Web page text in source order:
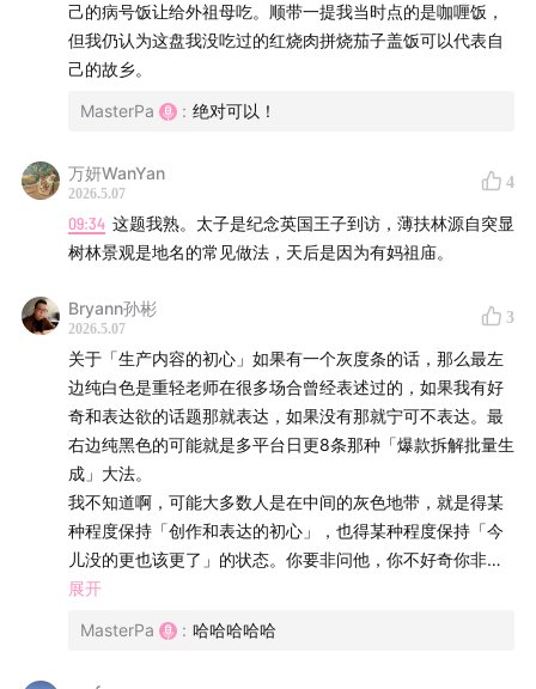
00:23:35翻案欲：不接受被写扁写小的叙事
00:25:19写作让人更敢写，经验建立探索的信心
己的病号饭让给外祖母吃。顺带一提我当时点的是咖喱饭，
但我仍认为这盘我没吃过的红烧肉拼烧茄子盖饭可以代表自
己的故乡。
MasterPa : 绝对可以！
万妍WanYan
2026.5.07
4
09:34 这题我熟。太子是纪念英国王子到访，薄扶林源自突显
树林景观是地名的常见做法，天后是因为有妈祖庙。
Bryann孙彬
2026.5.07
3
关于「生产内容的初心」如果有一个灰度条的话，那么最左
边纯白色是重轻老师在很多场合曾经表述过的，如果我有好
奇和表达欲的话题那就表达，如果没有那就宁可不表达。最
右边纯黑色的可能就是多平台日更8条那种「爆款拆解批量生
成」大法。
我不知道啊，可能大多数人是在中间的灰色地带，就是得某
种程度保持「创作和表达的初心」，也得某种程度保持「今
儿没的更也该更了」的状态。你要非问他，你不好奇你非得
表达啥呢？他说我这不是上班吗？那垃圾处理厂老板今天没
所以这个事儿就变成，似乎内容从业者（也包括影视和游戏
展开
MasterPa : 哈哈哈哈哈